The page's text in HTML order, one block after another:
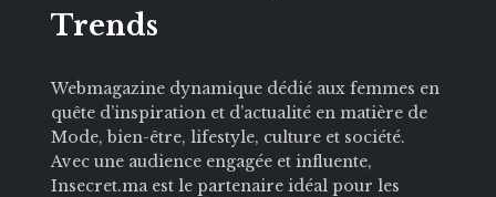
Trends
Webmagazine dynamique dédié aux femmes en
quête d’inspiration et d’actualité en matière de
Mode, bien-être, lifestyle, culture et société.
Avec une audience engagée et influente,
Insecret.ma est le partenaire idéal pour les